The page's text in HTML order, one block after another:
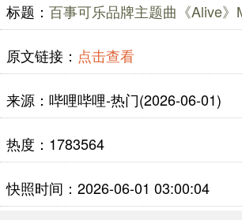
标题： 百事可乐品牌主题曲《Alive》
原文链接： 点击查看
来源：哔哩哔哩-热门(2026-06-01)
热度：1783564
快照时间：2026-06-01 03:00:04